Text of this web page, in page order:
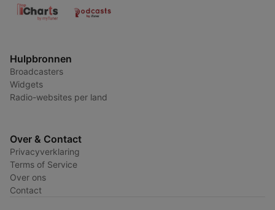
Hulpbronnen
Broadcasters
Widgets
Radio-websites per land
Over & Contact
Privacyverklaring
Terms of Service
Over ons
Contact